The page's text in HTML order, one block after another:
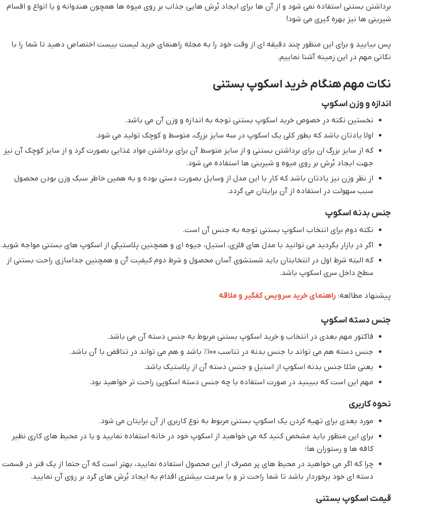
برداشتن بستنی استفاده نمی شود و از آن ها برای ایجاد بُرش هایی جذاب بر روی میوه ها همچون هندوانه و یا انواع و اقسام
شیرینی ها نیز بهره گیری می شود!
پس بیایید و برای این منظور چند دقیقه ای از وقت خود را به مجله راهنمای خرید لیست بیست اختصاص دهید تا شما را با
نکاتی مهم در این زمینه آشنا نماییم.
نکات مهم هنگام خرید اسکوپ بستنی
اندازه و وزن اسکوپ
نخستین نکته در خصوص خرید اسکوپ بستنی توجه به اندازه و وزن آن می باشد.
اولا یادتان باشد که بطور کلی یک اسکوپ در سه سایز بزرگ، متوسط و کوچک تولید می شود.
که از سایز بزرگ ان برای برداشتن بستنی و از سایز متوسط آن برای برداشتن مواد غذایی بصورت گرد و از سایز کوچک آن نیز
جهت ایجاد بُرش بر روی میوه و شیرینی ها استفاده می شود.
از نظر وزن نیز یادتان باشد که کار با این مدل از وسایل بصورت دستی بوده و به همین خاطر سبک وزن بودن محصول
سبب سهولت در استفاده از آن برایتان می گردد.
جنس بدنه اسکوپ
نکته دوم برای انتخاب اسکوپ بستنی توجه به جنس آن است.
اگر در بازار بگردید می توانید با مدل های فلزی، استیل، جیوه ای و همچنین پلاستیکی از اسکوپ های بستنی مواجه شوید.
که البته شرط اول در انتخابتان باید شستشوی آسان محصول و شرط دوم کیفیت آن و همچنین جداسازی راحت بستنی از
سطح داخل سری اسکوپ باشد.
پیشنهاد مطالعه: راهنمای خرید سرویس کفگیر و ملاقه
جنس دسته اسکوپ
فاکتور مهم بعدی در انتخاب و خرید اسکوپ بستنی مربوط به جنس دسته آن می باشد.
جنس دسته هم می تواند با جنس بدنه در تناسب 100٪ باشد و هم می تواند در تناقض با آن باشد.
یعنی مثلا جنس بدنه اسکوپ از استیل و جنس دسته آن از پلاستیک باشد.
مهم این است که ببینید در صورت استفاده با چه جنس دسته اسکوپی راحت تر خواهید بود.
نحوه کاربری
مورد بعدی برای تهیه کردن یک اسکوپ بستنی مربوط به نوع کاربری از آن برایتان می شود.
برای این منظور باید مشخص کنید که می خواهید از اسکوپ خود در خانه استفاده نمایید و یا در محیط های کاری نظیر
کافه ها و رستوران ها؛
چرا که اگر می خواهید در محیط های پر مصرف از این محصول استفاده نمایید، بهتر است که آن حتما از یک فنر در قسمت
دسته ای خود برخوردار باشد تا شما راحت تر و با سرعت بیشتری اقدام به ایجاد بُرش های گرد بر روی آن نمایید.
قیمت اسکوپ بستنی